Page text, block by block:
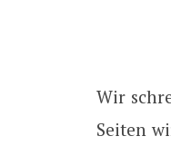
Wir
Seiten